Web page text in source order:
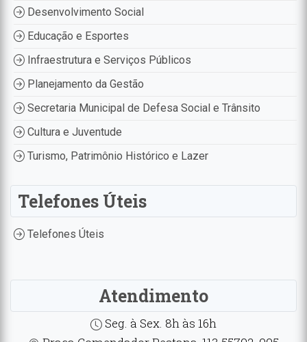
Desenvolvimento Social
Educação e Esportes
Infraestrutura e Serviços Públicos
Planejamento da Gestão
Secretaria Municipal de Defesa Social e Trânsito
Cultura e Juventude
Turismo, Patrimônio Histórico e Lazer
Telefones Úteis
Telefones Úteis
Atendimento
Seg. à Sex. 8h às 16h